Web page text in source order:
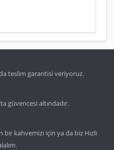
teslim garantisi veriyoruz.
güvencesi altındadır.
kahvemizi için ya da biz Hızlı